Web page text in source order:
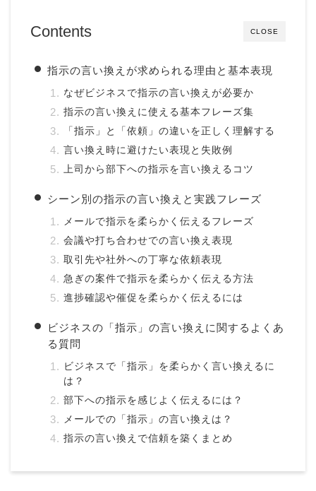
CLOSE
Contents
指示の言い換えが求められる理由と基本表現
なぜビジネスで指示の言い換えが必要か
指示の言い換えに使える基本フレーズ集
「指示」と「依頼」の違いを正しく理解する
言い換え時に避けたい表現と失敗例
上司から部下への指示を言い換えるコツ
シーン別の指示の言い換えと実践フレーズ
メールで指示を柔らかく伝えるフレーズ
会議や打ち合わせでの言い換え表現
取引先や社外への丁寧な依頼表現
急ぎの案件で指示を柔らかく伝える方法
進捗確認や催促を柔らかく伝えるには
ビジネスの「指示」の言い換えに関するよくあ
る質問
ビジネスで「指示」を柔らかく言い換えるに
は？
部下への指示を感じよく伝えるには？
メールでの「指示」の言い換えは？
指示の言い換えで信頼を築くまとめ